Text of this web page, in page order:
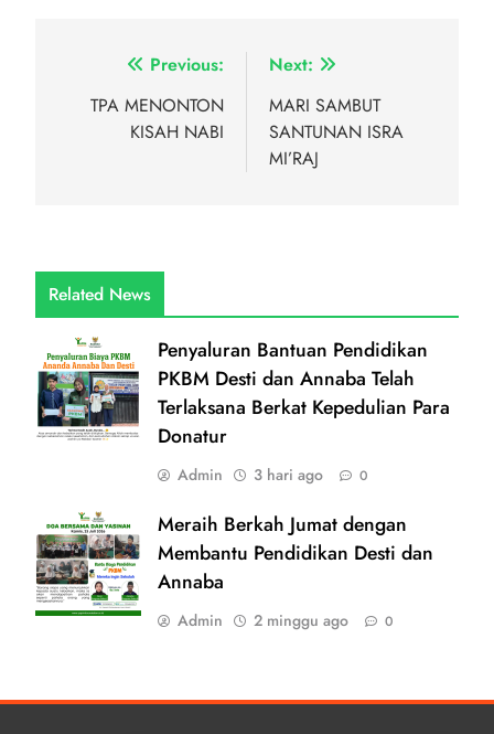
Navigasi
pos
Previous:
TPA MENONTON
KISAH NABI
Next:
MARI SAMBUT
SANTUNAN ISRA
MI’RAJ
Related News
Penyaluran Bantuan Pendidikan
PKBM Desti dan Annaba Telah
Terlaksana Berkat Kepedulian Para
Donatur
Admin 3 hari ago 0
Meraih Berkah Jumat dengan
Membantu Pendidikan Desti dan
Annaba
Admin 2 minggu ago 0